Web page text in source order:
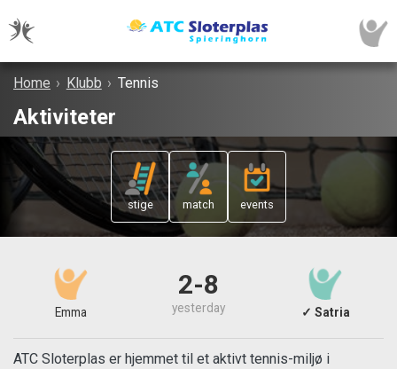
Home › Klubb › Tennis
Aktiviteter
stige match events
Emma
2-8
yesterday ✓ Satria
ATC Sloterplas er hjemmet til et aktivt tennis-miljø i